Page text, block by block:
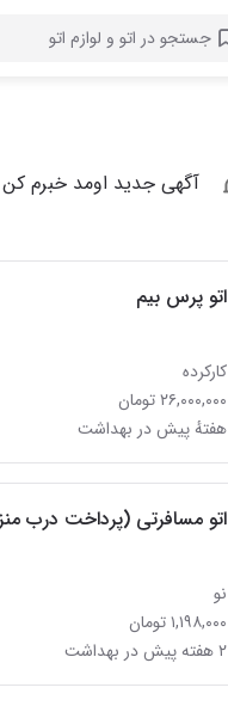
آگهی جدید اومد خبرم کن
اتو پرس بیم
کارکرده
۲۶,۰۰۰,۰۰۰ تومان
هفتهٔ پیش در بهداشت
اتو مسافرتی (پرداخت درب
نو
۱,۱۹۸,۰۰۰ تومان
۲ هفته پیش در بهداشت